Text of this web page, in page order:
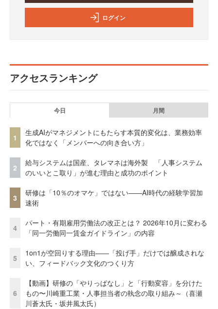
ログイン
アクセスランキング
今日 月間
1
生成AIがマネジメントにもたらす本質的変化は、業務効率
化ではなく「メンバーへの向き合い方」
2
給与システムは国産、タレマネは海外製 「人事システム
のいいとこ取り」が進む理由と成功のポイント
3
研修は「10％のオマケ」ではない——AI時代の経験学習加
速術
4
パート・有期雇用労働法の改正とは？ 2026年10月に変わる
「同一労働同一賃金ガイドライン」の内容
5
1on1が空回りする理由——「投げ手」だけでは醸成されな
い、フィードバック文化のつくり方
6
【動画】研修の「やりっぱなし」と「行動変容」を分けた
もの〜川崎重工業・人事担当者の執念の取り組み～（喜瀬
川蒼太氏・坂井風太氏）